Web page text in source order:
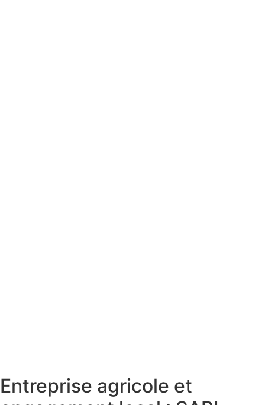
Entreprise agricole et